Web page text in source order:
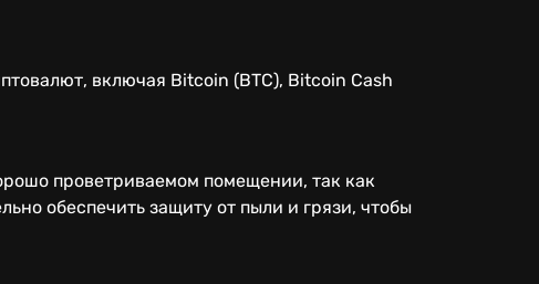
включая Bitcoin (BTC), Bitcoin Cash
проветриваемом помещении, так как
обеспечить защиту от пыли и грязи, чтобы